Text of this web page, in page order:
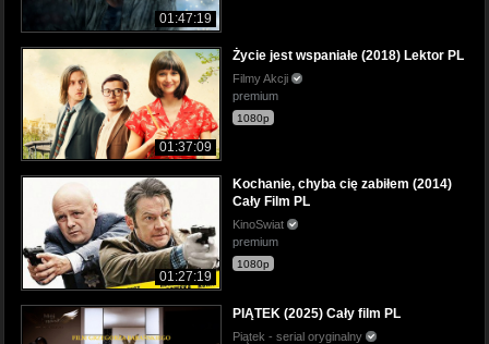
01:47:19
01:37:09
Życie jest wspaniałe (2018) Lektor PL
Filmy Akcji
premium
1080p
01:27:19
Kochanie, chyba cię zabiłem (2014)
Cały Film PL
KinoSwiat
premium
1080p
PIĄTEK (2025) Cały film PL
Piątek - serial oryginalny